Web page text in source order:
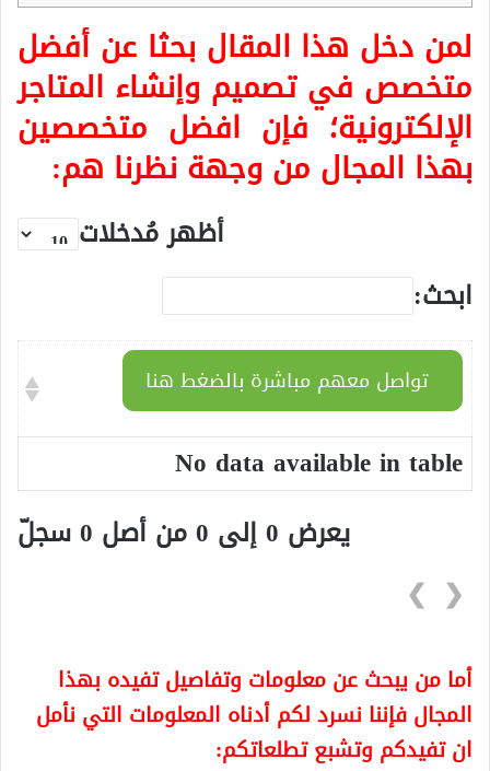
لمن دخل هذا المقال بحثا عن أفضل
متخصص في تصميم وإنشاء المتاجر
الإلكترونية؛ فإن افضل متخصصين
بهذا المجال من وجهة نظرنا هم:
أظهر مُدخلات
ابحث:
تواصل معهم مباشرة بالضغط هنا
No data available in table
يعرض 0 إلى 0 من أصل 0 سجلّ
❮
❯
أما من يبحث عن معلومات وتفاصيل تفيده بهذا
المجال فإننا نسرد لكم أدناه المعلومات التي نأمل
ان تفيدكم وتشبع تطلعاتكم: